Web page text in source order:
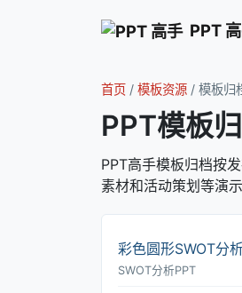
PPT
首页 / 模板资源 / 模板归
PPT模板
PPT高手模板归档按
素材和活动策划等演
彩色圆形SWOT分
SWOT分析PPT